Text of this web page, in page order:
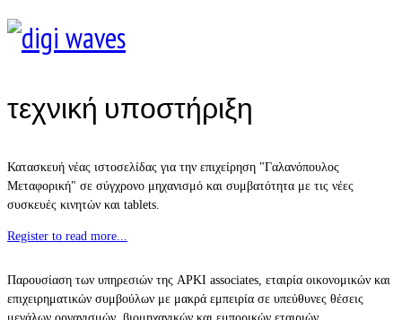
τεχνική υποστήριξη
Κατασκευή νέας ιστοσελίδας για την επιχείρηση "Γαλανόπουλος
Μεταφορική" σε σύγχρονο μηχανισμό και συμβατότητα με τις νέες
συσκευές κινητών και tablets.
Register to read more...
Παρουσίαση των υπηρεσιών της APKI associates, εταιρία οικονομικών και
επιχειρηματικών συμβούλων με μακρά εμπειρία σε υπεύθυνες θέσεις